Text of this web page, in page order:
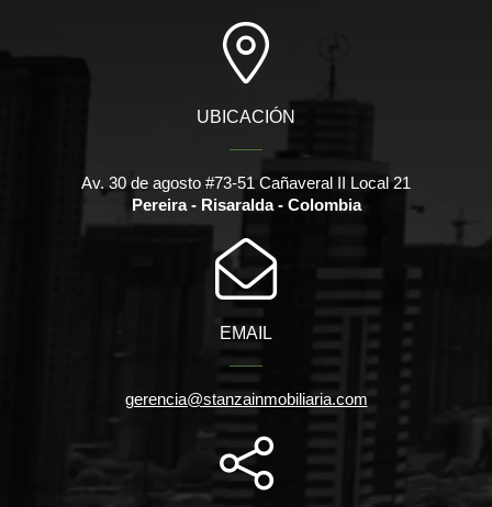
UBICACIÓN
Av. 30 de agosto #73-51 Cañaveral II Local 21
Pereira - Risaralda - Colombia
EMAIL
gerencia@stanzainmobiliaria.com